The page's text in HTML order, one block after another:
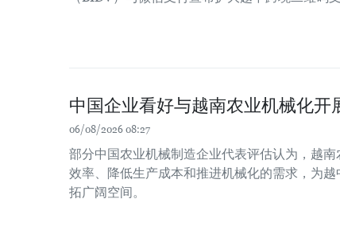
中国企业看好与越南农业机械化开
06/08/2026 08:27
部分中国农业机械制造企业代表评估认为，越
效率、降低生产成本和推进机械化的需求，为
拓广阔空间。